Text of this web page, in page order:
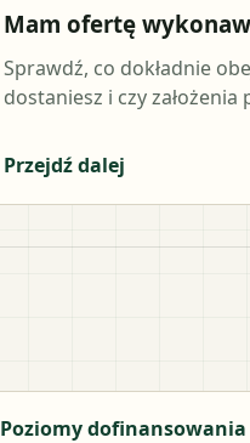
Mam ofertę
Sprawdź, co dokładnie
dostaniesz i czy
Przejdź dalej
Poziomy dofinansowania